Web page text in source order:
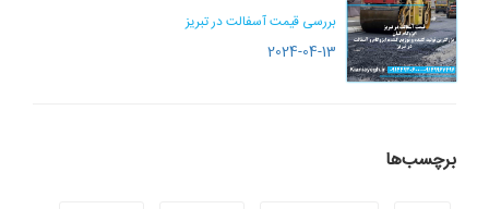
بررسی قیمت آسفالت در تبریز
2024-04-13
برچسب‌ها